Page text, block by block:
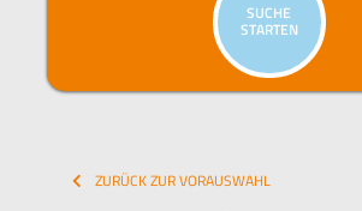
SUCHE
STARTEN
ZURÜCK ZUR VORAUSWAHL